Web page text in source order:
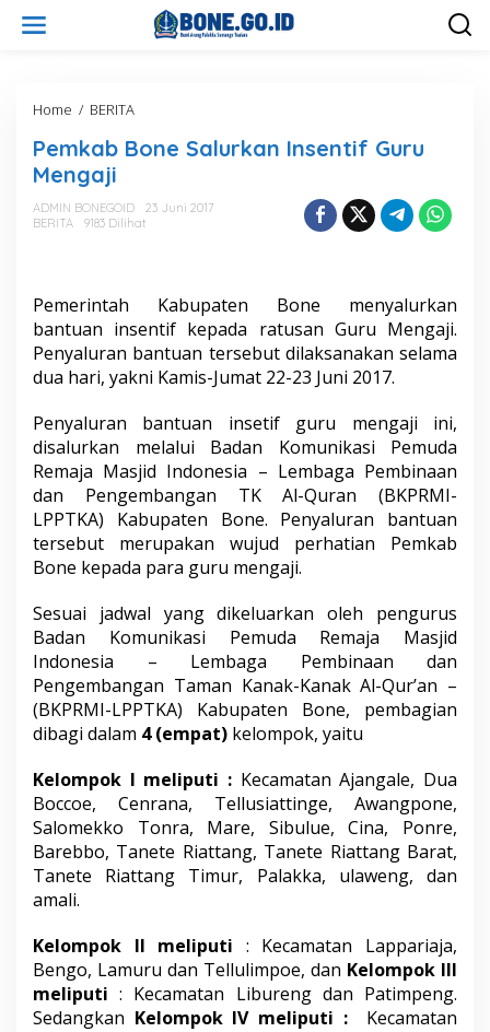
Home / BERITA
m
B
a
l
u
r
n
I
n
s
e
n
t
G
u
u
M
e
n
j
Pemkab Bone Salurkan Insentif Guru
Mengaji
ADMIN BONEGOID
23 Juni 2017
BERITA
9183 Dilihat
Pemerintah Kabupaten Bone menyalurkan
bantuan insentif kepada ratusan Guru Mengaji.
Penyaluran bantuan tersebut dilaksanakan selama
dua hari, yakni Kamis-Jumat 22-23 Juni 2017.
Penyaluran bantuan insetif guru mengaji ini,
disalurkan melalui Badan Komunikasi Pemuda
Remaja Masjid Indonesia – Lembaga Pembinaan
dan Pengembangan TK Al-Quran (BKPRMI-
LPPTKA) Kabupaten Bone. Penyaluran bantuan
tersebut merupakan wujud perhatian Pemkab
Bone kepada para guru mengaji.
Sesuai jadwal yang dikeluarkan oleh pengurus
Badan Komunikasi Pemuda Remaja Masjid
Indonesia – Lembaga Pembinaan dan
Pengembangan Taman Kanak-Kanak Al-Qur’an –
(BKPRMI-LPPTKA) Kabupaten Bone, pembagian
dibagi dalam 4 (empat) kelompok, yaitu
Kelompok I meliputi : Kecamatan Ajangale, Dua
Boccoe, Cenrana, Tellusiattinge, Awangpone,
Salomekko Tonra, Mare, Sibulue, Cina, Ponre,
Barebbo, Tanete Riattang, Tanete Riattang Barat,
Tanete Riattang Timur, Palakka, ulaweng, dan
amali.
Kelompok II meliputi : Kecamatan Lappariaja,
Bengo, Lamuru dan Tellulimpoe, dan Kelompok III
meliputi : Kecamatan Libureng dan Patimpeng.
Sedangkan Kelompok IV meliputi :Kecamatan